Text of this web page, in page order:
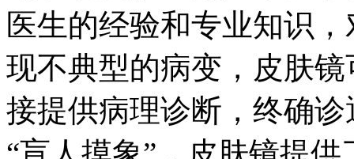
医生的经验和专业知识
现不典型的病变，皮肤
接提供病理诊断，终确